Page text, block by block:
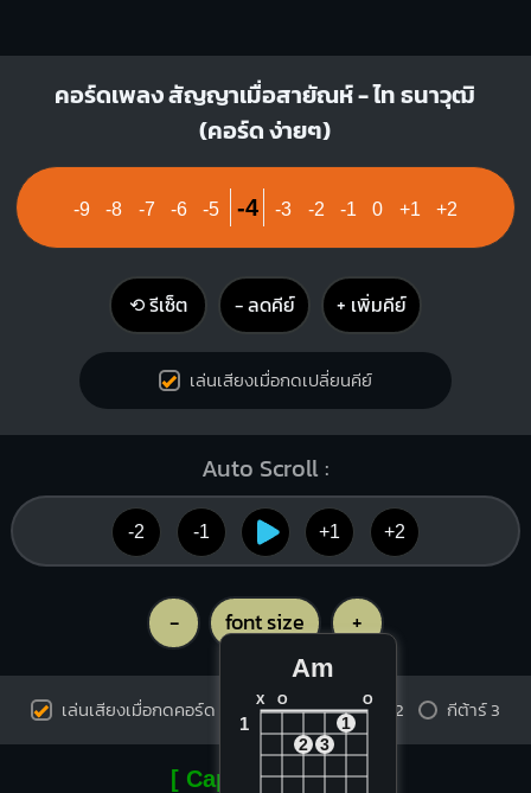
คอร์ดเพลง สัญญาเมื่อสายัณห์ - ไท ธนาวุฒิ
(คอร์ด ง่ายๆ)
-9 -8 -7 -6 -5 -4 -3 -2 -1 0 +1 +2
⟲ รีเซ็ต − ลดคีย์ + เพิ่มคีย์
เล่นเสียงเมื่อกดเปลี่ยนคีย์
Auto Scroll :
-2 -1 +1 +2
- font size +
เล่นเสียงเมื่อกดคอร์ด กีต้าร์ 1 กีต้าร์ 2 กีต้าร์ 3
[ Capo on fret 4 ]
Am
X O O
1
1
2
3